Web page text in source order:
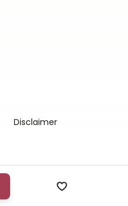
Zet op
Disclaimer